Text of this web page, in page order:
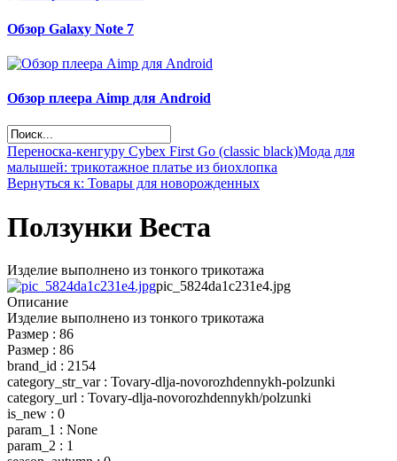
Обзор Galaxy Note 7
Обзор плеера Aimp для Android
Переноска-кенгуру Cybex First Go (classic black)Мода для
малышей: трикотажное платье из биохлопка
Вернуться к: Товары для новорожденных
Ползунки Веста
Изделие выполнено из тонкого трикотажа
pic_5824da1c231e4.jpg
Описание
Изделие выполнено из тонкого трикотажа
Размер : 86
Размер : 86
brand_id : 2154
category_str_var : Tovary-dlja-novorozhdennykh-polzunki
category_url : Tovary-dlja-novorozhdennykh/polzunki
is_new : 0
param_1 : None
param_2 : 1